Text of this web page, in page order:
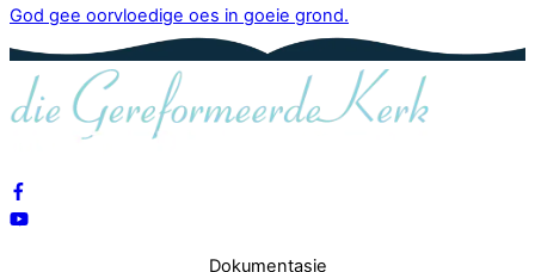
God gee oorvloedige oes in goeie grond.
Dokumentasie